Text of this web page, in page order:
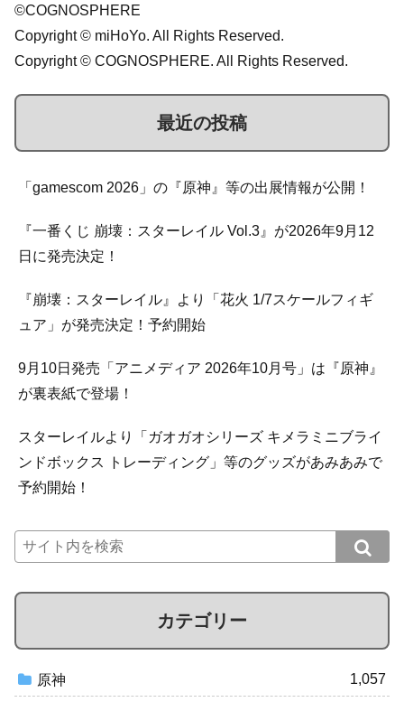
©COGNOSPHERE
Copyright © miHoYo. All Rights Reserved.
Copyright © COGNOSPHERE. All Rights Reserved.
最近の投稿
「gamescom 2026」の『原神』等の出展情報が公開！
『一番くじ 崩壊：スターレイル Vol.3』が2026年9月12
日に発売決定！
『崩壊：スターレイル』より「花火 1/7スケールフィギ
ュア」が発売決定！予約開始
9月10日発売「アニメディア 2026年10月号」は『原神』
が裏表紙で登場！
スターレイルより「ガオガオシリーズ キメラミニブライ
ンドボックス トレーディング」等のグッズがあみあみで
予約開始！
カテゴリー
原神 1,057